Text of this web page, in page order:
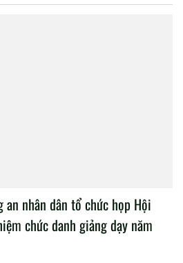
an nhân dân tổ chức họp Hội
chức danh giảng dạy năm